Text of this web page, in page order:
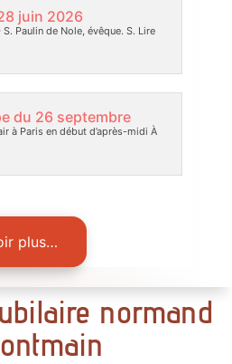
juin 2026
Paulin de Nole, évêque. S. Lire
du 26 septembre
à Paris en début d’après-midi À
plus…
normand